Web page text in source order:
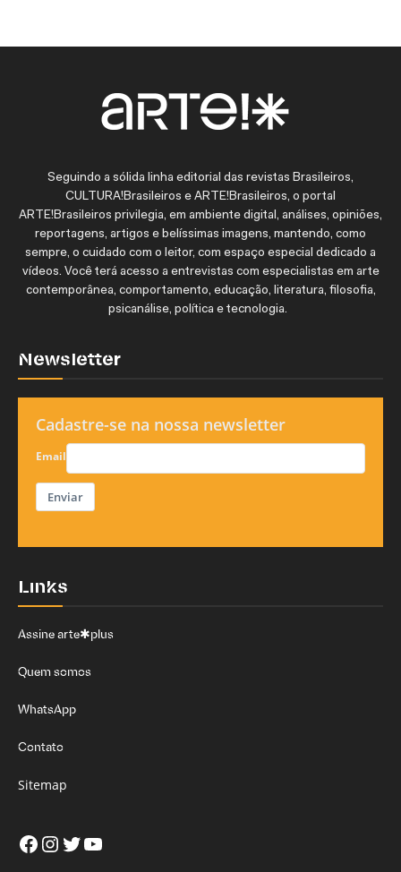
Seguindo a sólida linha editorial das revistas Brasileiros,
CULTURA!Brasileiros e ARTE!Brasileiros, o portal
ARTE!Brasileiros privilegia, em ambiente digital, análises, opiniões,
reportagens, artigos e belíssimas imagens, mantendo, como
sempre, o cuidado com o leitor, com espaço especial dedicado a
vídeos. Você terá acesso a entrevistas com especialistas em arte
contemporânea, comportamento, educação, literatura, filosofia,
psicanálise, política e tecnologia.
Newsletter
Cadastre-se na nossa newsletter
Email
Enviar
Links
Assine arte✱plus
Quem somos
WhatsApp
Contato
Sitemap
Facebook
Instagram
Twitter
Youtube